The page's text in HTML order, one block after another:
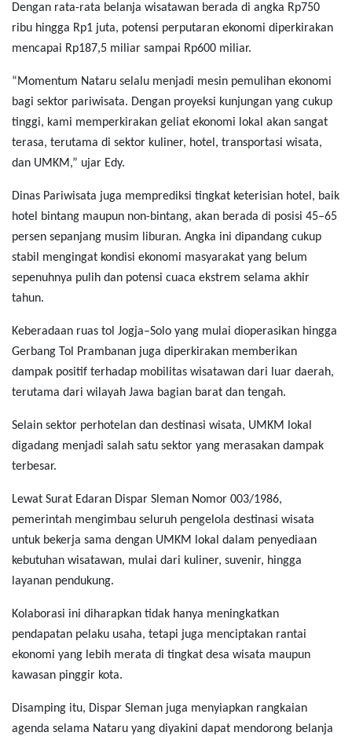
Dengan rata-rata belanja wisatawan berada di angka Rp750
ribu hingga Rp1 juta, potensi perputaran ekonomi diperkirakan
mencapai Rp187,5 miliar sampai Rp600 miliar.
“Momentum Nataru selalu menjadi mesin pemulihan ekonomi
bagi sektor pariwisata. Dengan proyeksi kunjungan yang cukup
tinggi, kami memperkirakan geliat ekonomi lokal akan sangat
terasa, terutama di sektor kuliner, hotel, transportasi wisata,
dan UMKM,” ujar Edy.
Dinas Pariwisata juga memprediksi tingkat keterisian hotel, baik
hotel bintang maupun non-bintang, akan berada di posisi 45–65
persen sepanjang musim liburan. Angka ini dipandang cukup
stabil mengingat kondisi ekonomi masyarakat yang belum
sepenuhnya pulih dan potensi cuaca ekstrem selama akhir
tahun.
Keberadaan ruas tol Jogja–Solo yang mulai dioperasikan hingga
Gerbang Tol Prambanan juga diperkirakan memberikan
dampak positif terhadap mobilitas wisatawan dari luar daerah,
terutama dari wilayah Jawa bagian barat dan tengah.
Selain sektor perhotelan dan destinasi wisata, UMKM lokal
digadang menjadi salah satu sektor yang merasakan dampak
terbesar.
Lewat Surat Edaran Dispar Sleman Nomor 003/1986,
pemerintah mengimbau seluruh pengelola destinasi wisata
untuk bekerja sama dengan UMKM lokal dalam penyediaan
kebutuhan wisatawan, mulai dari kuliner, suvenir, hingga
layanan pendukung.
Kolaborasi ini diharapkan tidak hanya meningkatkan
pendapatan pelaku usaha, tetapi juga menciptakan rantai
ekonomi yang lebih merata di tingkat desa wisata maupun
kawasan pinggir kota.
Disamping itu, Dispar Sleman juga menyiapkan rangkaian
agenda selama Nataru yang diyakini dapat mendorong belanja